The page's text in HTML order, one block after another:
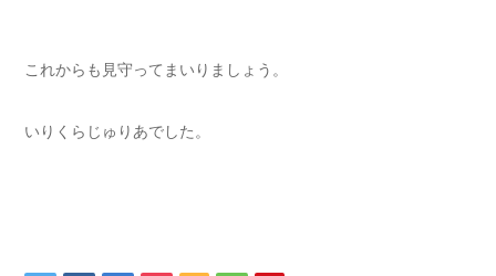
これからも見守ってまいりましょう。
いりくらじゅりあでした。